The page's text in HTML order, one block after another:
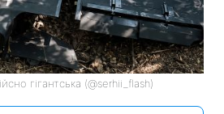
гігантська (@serhii_flash)